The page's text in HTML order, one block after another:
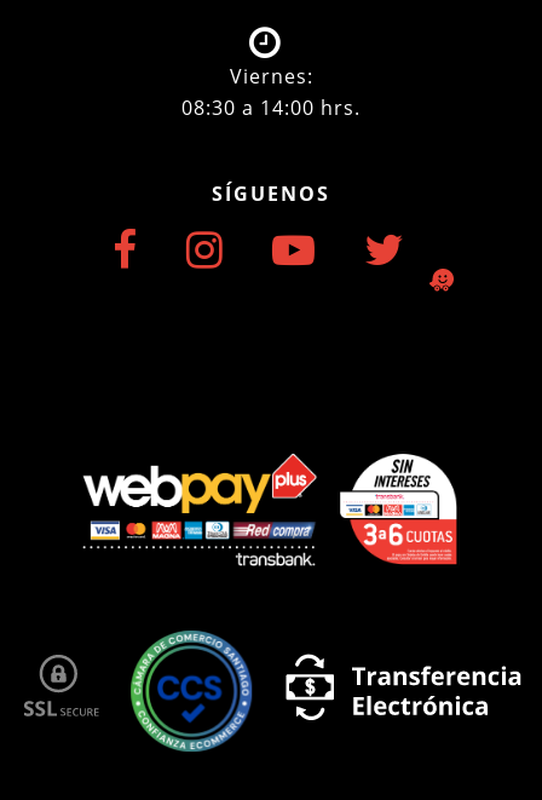
Viernes:
08:30 a 14:00 hrs.
SÍGUENOS